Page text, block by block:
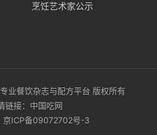
烹饪艺术家公示
业餐饮杂志与配方平台 版权所有
链接： 中国吃网
京ICP备09072702号-3